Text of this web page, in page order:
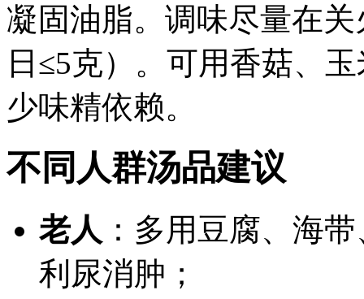
凝固油脂。调味尽量在
日≤5克）。可用香菇、
少味精依赖。
不同人群汤品建议
老人 ：多用豆腐、海
利尿消肿；